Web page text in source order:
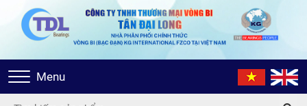
Toggle
navigation
Menu